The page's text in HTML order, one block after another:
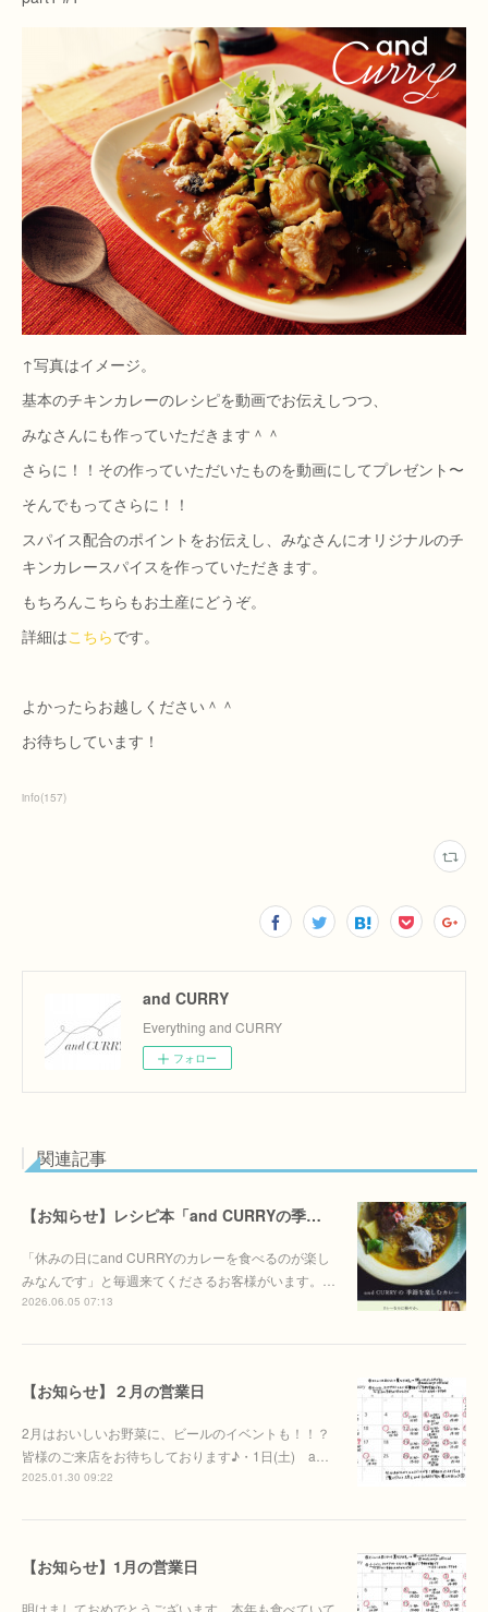
↑写真はイメージ。
基本のチキンカレーのレシピを動画でお伝えしつつ、
みなさんにも作っていただきます＾＾
さらに！！その作っていただいたものを動画にしてプレゼント〜
そんでもってさらに！！
スパイス配合のポイントをお伝えし、みなさんにオリジナルのチ
キンカレースパイスを作っていただきます。
もちろんこちらもお土産にどうぞ。
詳細はこちらです。
よかったらお越しください＾＾
お待ちしています！
info(157)
and CURRY
Everything and CURRY
フォロー
関連記事
【お知らせ】レシピ本「and CURRYの季節を季節を楽しむカレー」6/30(火)発売決定！！
「休みの日にand CURRYのカレーを食べるのが楽し
みなんです」と毎週来てくださるお客様がいます。…
2026.06.05 07:13
【お知らせ】２月の営業日
2月はおいしいお野菜に、ビールのイベントも！！？
皆様のご来店をお待ちしております♪・1日(土) a…
2025.01.30 09:22
【お知らせ】1月の営業日
明けましておめでとうございます。本年も食べていて